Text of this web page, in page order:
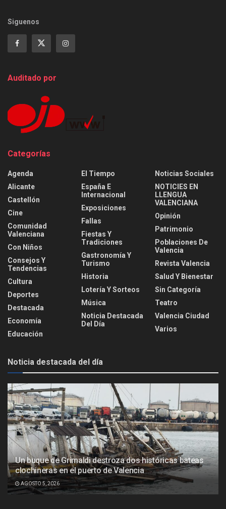
Siguenos
Auditado por
Categorías
Agenda
Alicante
Castellón
Cine
Comunidad
Valenciana
Con Niños
Consejos Y
Tendencias
Cultura
Deportes
Destacada
Economía
Educación
El Tiempo
España E
Internacional
Exposiciones
Fallas
Fiestas Y
Tradiciones
Gastronomía Y
Turismo
Historia
Lotería Y Sorteos
Música
Noticia Destacada
Del Día
Noticias Sociales
NOTICIES EN
LLENGUA
VALENCIANA
Opinión
Patrimonio
Poblaciones De
Valencia
Revista Valencia
Salud Y Bienestar
Sin Categoría
Teatro
Valencia Ciudad
Varios
Noticia destacada del día
Un buque de Grimaldi destroza dos históricas bateas
clochineras en el puerto de Valencia
AGOSTO 5, 2026